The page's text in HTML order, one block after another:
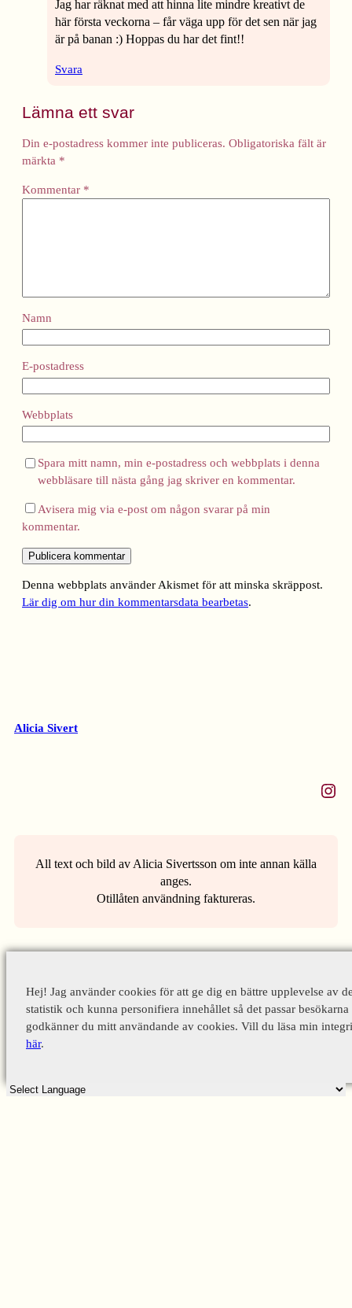
Jag har räknat med att hinna lite mindre kreativt de
här första veckorna – får väga upp för det sen när jag
är på banan :) Hoppas du har det fint!!
Svara
Lämna ett svar
Din e-postadress kommer inte publiceras. Obligatoriska fält är
märkta *
Kommentar *
Namn
E-postadress
Webbplats
Spara mitt namn, min e-postadress och webbplats i denna
webbläsare till nästa gång jag skriver en kommentar.
Avisera mig via e-post om någon svarar på min
kommentar.
Denna webbplats använder Akismet för att minska skräppost.
Lär dig om hur din kommentarsdata bearbetas.
Alicia Sivert
Instagram
All text och bild av Alicia Sivertsson om inte annan källa
anges.
Otillåten användning faktureras.
Hej! Jag använder cookies för att ge dig en bättre upplevelse av
statistik och kunna personifiera innehållet så det passar
godkänner du mitt användande av cookies. Vill du läsa min
här.